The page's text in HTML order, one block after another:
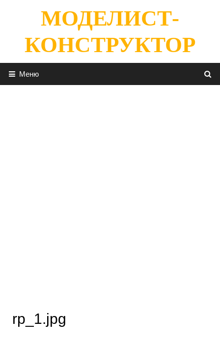
содержимомуМОДЕЛИСТ-
КОНСТРУКТОР
Меню
rp_1.jpg